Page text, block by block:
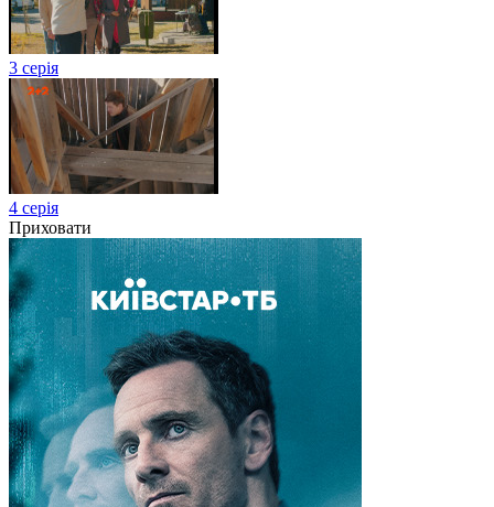
3 серія
4 серія
Приховати